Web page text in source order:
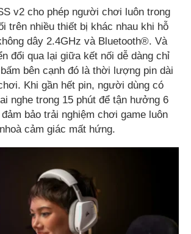
v2 cho phép người chơi luôn trong
trên nhiều thiết bị khác nhau khi hỗ
dây 2.4GHz và Bluetooth®. Và
đổi qua lại giữa kết nối dễ dàng chỉ
bên cạnh đó là thời lượng pin dài
Khi gần hết pin, người dùng có
nghe trong 15 phút để tận hưởng 6
bảo trải nghiệm chơi game luôn
cảm giác mất hứng.